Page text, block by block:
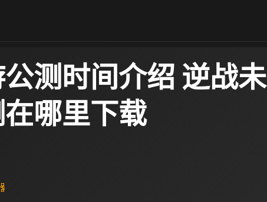
测时间介绍 逆战未
哪里下载